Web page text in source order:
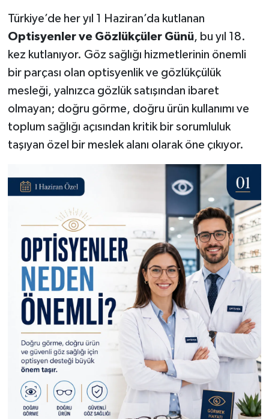
Türkiye’de her yıl 1 Haziran’da kutlanan
Optisyenler ve Gözlükçüler Günü, bu yıl 18.
kez kutlanıyor. Göz sağlığı hizmetlerinin önemli
bir parçası olan optisyenlik ve gözlükçülük
mesleği, yalnızca gözlük satışından ibaret
olmayan; doğru görme, doğru ürün kullanımı ve
toplum sağlığı açısından kritik bir sorumluluk
taşıyan özel bir meslek alanı olarak öne çıkıyor.